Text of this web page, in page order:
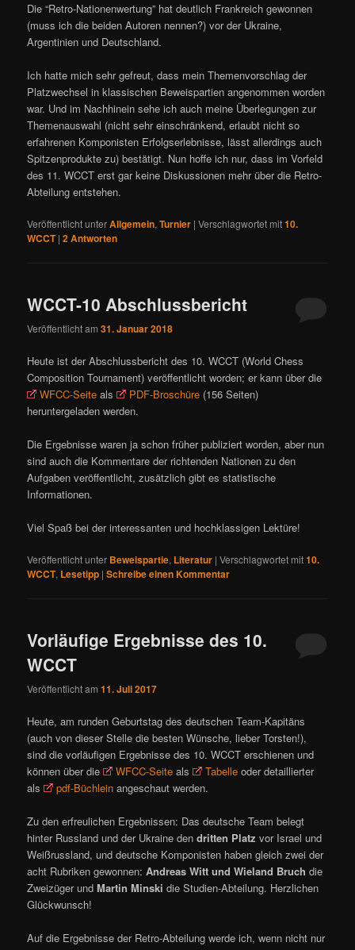
Die “Retro-Nationenwertung” hat deutlich Frankreich gewonnen
(muss ich die beiden Autoren nennen?) vor der Ukraine,
Argentinien und Deutschland.
Ich hatte mich sehr gefreut, dass mein Themenvorschlag der
Platzwechsel in klassischen Beweispartien angenommen worden
war. Und im Nachhinein sehe ich auch meine Überlegungen zur
Themenauswahl (nicht sehr einschränkend, erlaubt nicht so
erfahrenen Komponisten Erfolgserlebnisse, lässt allerdings auch
Spitzenprodukte zu) bestätigt. Nun hoffe ich nur, dass im Vorfeld
des 11. WCCT erst gar keine Diskussionen mehr über die Retro-
Abteilung entstehen.
Veröffentlicht unterAllgemein,Turnier |Verschlagwortet mit10.
WCCT |2Antworten
WCCT-10 Abschlussbericht
Veröffentlicht am31. Januar 2018
Heute ist der Abschlussbericht des 10. WCCT (World Chess
Composition Tournament) veröffentlicht worden; er kann über die
WFCC-Seite als PDF-Broschüre (156 Seiten)
heruntergeladen werden.
Die Ergebnisse waren ja schon früher publiziert worden, aber nun
sind auch die Kommentare der richtenden Nationen zu den
Aufgaben veröffentlicht, zusätzlich gibt es statistische
Informationen.
Viel Spaß bei der interessanten und hochklassigen Lektüre!
Veröffentlicht unter Beweispartie, Literatur |Verschlagwortet mit10.
WCCT, Lesetipp |Schreibe einen Kommentar
Vorläufige Ergebnisse des 10.
WCCT
Veröffentlicht am11. Juli 2017
Heute, am runden Geburtstag des deutschen Team-Kapitäns
(auch von dieser Stelle die besten Wünsche, lieber Torsten!),
sind die vorläufigen Ergebnisse des 10. WCCT erschienen und
können über die
WFCC-Seite als Tabelle oder detaillierter
als
pdf-Büchlein angeschaut werden.
Zu den erfreulichen Ergebnissen: Das deutsche Team belegt
hinter Russland und der Ukraine dendritten Platz vor Israel und
Weißrussland, und deutsche Komponisten haben gleich zwei der
acht Rubriken gewonnen:Andreas Witt und Wieland Bruch die
Zweizüger undMartin Minski die Studien-Abteilung. Herzlichen
Glückwunsch!
Auf die Ergebnisse der Retro-Abteilung werde ich, wenn nicht nur